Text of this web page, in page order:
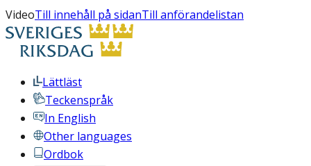
VideoTill innehåll på sidanTill anförandelistan
Lättläst
Teckenspråk
In English
Other languages
Ordbok